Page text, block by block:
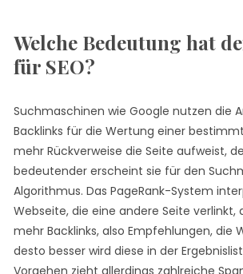
Welche Bedeutung hat
für SEO?
Suchmaschinen wie Google nutzen die
Backlinks für die Wertung einer
mehr Rückverweise die Seite aufweist,
bedeutender erscheint sie für den
Algorithmus. Das PageRank-System
Webseite, die eine andere Seite verlinkt,
mehr Backlinks, also Empfehlungen, die
desto besser wird diese in der